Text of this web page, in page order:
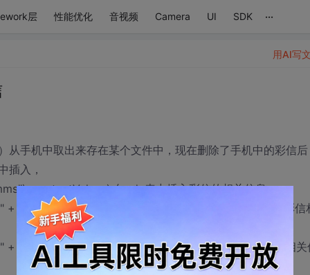
层 性能优化 音视频 Camera UI SDK ...
手机中取出来存在某个文件中，现在删除了手机中的彩信后
插入，
contentValues);向pdu表中插入彩信的相关信息。
msg_id + "/addr"), contentValues1);向addr表中插入彩信
mid + "/part"), contentValues3);向part表中插入彩信相关
用AI写